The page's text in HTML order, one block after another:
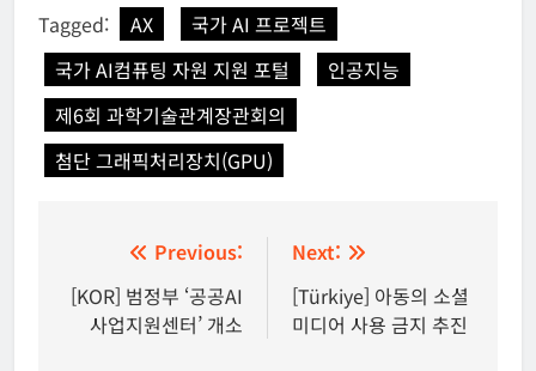
Tagged: AX
국가 AI 프로젝트
국가 AI컴퓨팅 자원 지원 포털
인공지능
제6회 과학기술관계장관회의
첨단 그래픽처리장치(GPU)
탐
Previous:
[KOR] 범정부 ‘공공AI
사업지원센터’ 개소
Next:
[Türkiye] 아동의 소셜
미디어 사용 금지 추진